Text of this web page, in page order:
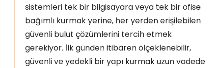
sistemleri tek bir bilgisayara veya tek bir ofise
bağımlı kurmak yerine, her yerden erişilebilen
güvenli bulut çözümlerini tercih etmek
gerekiyor. İlk günden itibaren ölçeklenebilir,
güvenli ve yedekli bir yapı kurmak uzun vadede